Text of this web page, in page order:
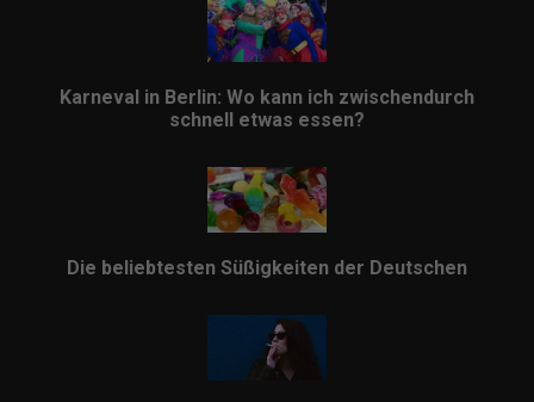
Karneval in Berlin: Wo kann ich zwischendurch
schnell etwas essen?
Die beliebtesten Süßigkeiten der Deutschen